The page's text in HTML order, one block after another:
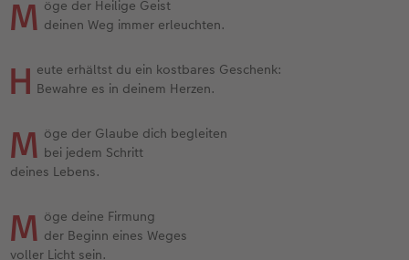
M öge der Heilige Geist
deinen Weg immer erleuchten.
H eute erhältst du ein kostbares Geschenk:
Bewahre es in deinem Herzen.
M öge der Glaube dich begleiten
bei jedem Schritt
deines Lebens.
M öge deine Firmung
der Beginn eines Weges
voller Licht sein.